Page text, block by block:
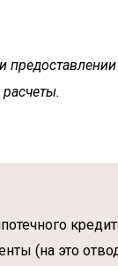
(на это